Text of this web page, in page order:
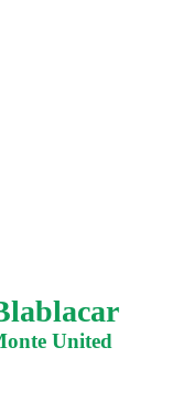
United